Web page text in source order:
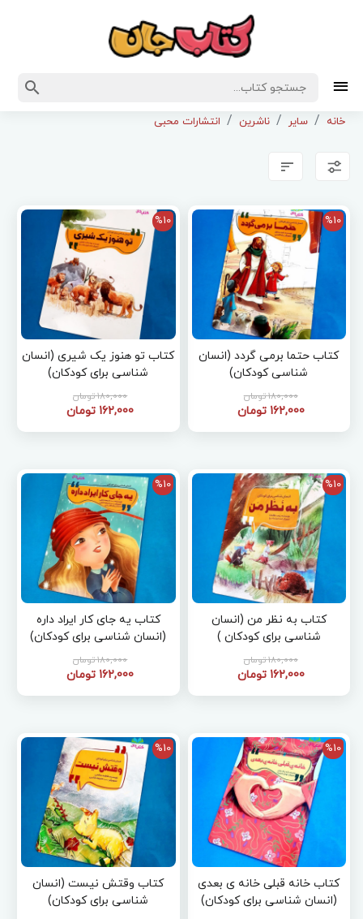
خانه سایر ناشرین انتشارات محبی
%10
کتاب حتما برمی گردد (انسان
شناسی کودکان)
180,000 تومان
162,000 تومان
%10
کتاب تو هنوز یک شیری (انسان
شناسی برای کودکان)
180,000 تومان
162,000 تومان
%10
کتاب به نظر من (انسان
شناسی برای کودکان )
180,000 تومان
162,000 تومان
%10
کتاب یه جای کار ایراد داره
(انسان شناسی برای کودکان)
180,000 تومان
162,000 تومان
%10
کتاب خانه قبلی خانه ی بعدی
(انسان شناسی برای کودکان)
%10
کتاب وقتش نیست (انسان
شناسی برای کودکان)